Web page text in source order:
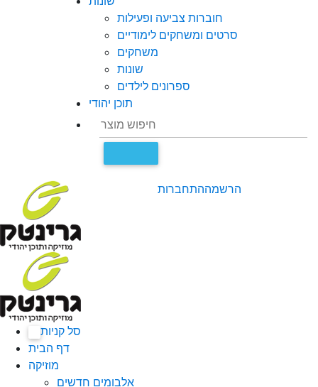
חוברות צביעה ופעילות
סרטים ומשחקים לימודיים
משחקים
שונות
ספרונים לילדים
תוכן יהודי
התחברותהרשמה
סל קניות
דף הבית
מוזיקה
אלבומים חדשים